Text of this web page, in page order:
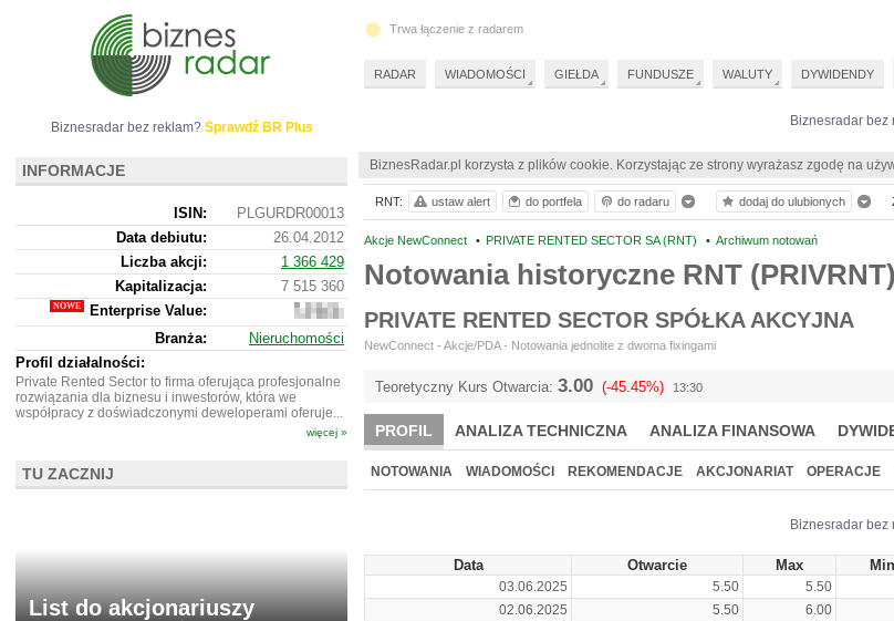
Biznesradar bez
BiznesRadar.pl korzysta z plików cookie. Korzystając ze strony wyrażasz zgodę na
Akcje NewConnect • PRIVATE RENTED SECTOR SA (RNT) • Archiwum notowań
Notowania historyczne RNT (PRIVRNT)
PRIVATE RENTED SECTOR SPÓŁKA AKCYJNA
NewConnect - Akcje/PDA - Notowania jednolite z dwoma fixingami
Teoretyczny Kurs Otwarcia: 3.00 (-45.45%) 13:30
PROFIL ANALIZA TECHNICZNA ANALIZA FINANSOWA
NOTOWANIA WIADOMOŚCI REKOMENDACJE AKCJONARIAT OPERACJE
Biznesradar bez
Data Otwarcie Max Min
03.06.2025 5.50 5.50
02.06.2025
5.50 6.00
RNT: ustaw alert do portfela do radaru dodaj do ulubionych
Biznesradar bez reklam? Sprawdź BR Plus
INFORMACJE
ISIN:
PLGURDR00013
Data debiutu:
26.04.2012
Liczba akcji:
1 366 429
Kapitalizacja:
7 515 360
Enterprise Value:
7
601
360
Branża:
Nieruchomości
Profil działalności:
Private Rented Sector to firma oferująca profesjonalne
rozwiązania dla biznesu i inwestorów, która we
współpracy z doświadczonymi deweloperami oferuje...
więcej »
TU ZACZNIJ
List do akcjonariuszy
Trwa łączenie z radarem
RADAR WIADOMOŚCI GIEŁDA FUNDUSZE WALUTY DYWIDENDY